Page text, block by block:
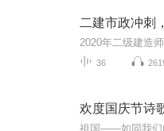
二建市政冲刺
36
欢度国庆节诗